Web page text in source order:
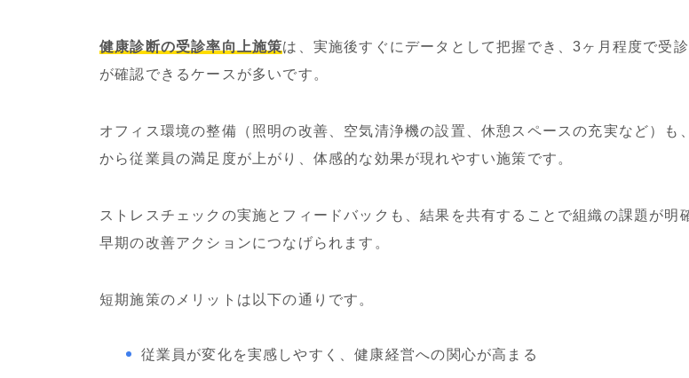
健康診断の受診率向上施策は、実施後すぐにデータとして把握でき、3ヶ月程度で受
が確認できるケースが多いです。
オフィス環境の整備（照明の改善、空気清浄機の設置、休憩スペースの充実など）も
から従業員の満足度が上がり、体感的な効果が現れやすい施策です。
ストレスチェックの実施とフィードバックも、結果を共有することで組織の課題が明
早期の改善アクションにつなげられます。
短期施策のメリットは以下の通りです。
従業員が変化を実感しやすく、健康経営への関心が高まる